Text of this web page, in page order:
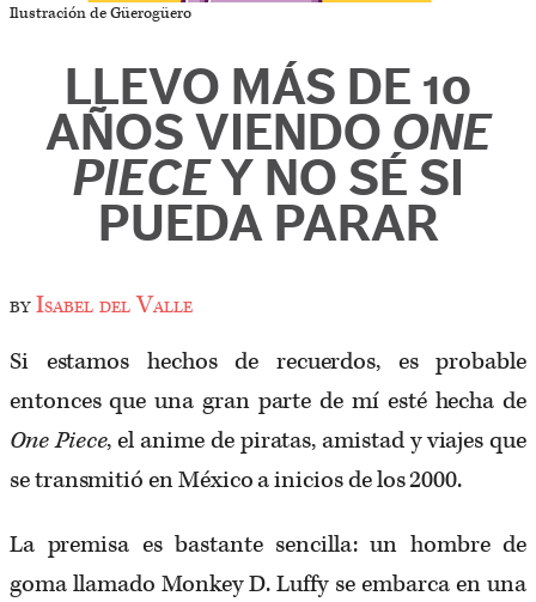
Ilustración de Güerogüero
LLEVO MÁS DE 10
AÑOS VIENDO ONE
PIECEY NO SÉ SI
PUEDA PARAR
byIsabel del Valle
Si estamos hechos de recuerdos, es probable
entonces que una gran parte de mí esté hecha de
One Piece, el anime de piratas, amistad y viajes que
se transmitió en México a inicios de los 2000.
La premisa es bastante sencilla: un hombre de
goma llamado Monkey D. Luffy se embarca en una